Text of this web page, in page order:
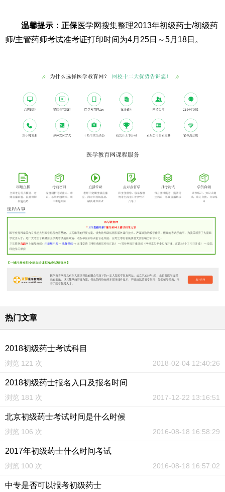
温馨提示：正保医学网搜集整理2013年初级药士/初级药
师/主管药师考试准考证打印时间为4月25日～5月18日。
热门文章
2018初级药士考试科目
浏览 121 次 2018-02-04 12:40:26
2018初级药士报名入口及报名时间
浏览 181 次 2017-12-22 13:16:51
北京初级药士考试时间是什么时候
浏览 106 次 2016-08-18 16:58:29
2017年初级药士什么时间考试
浏览 100 次 2016-08-18 16:57:02
中专是否可以报考初级药士